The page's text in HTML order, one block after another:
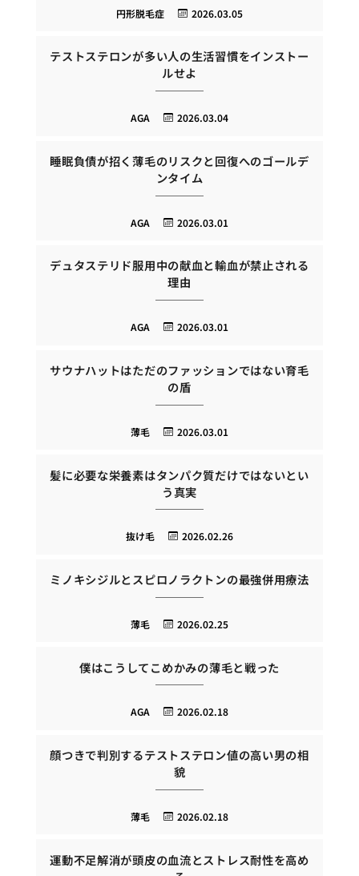
2026.03.05
円形脱毛症
テストステロンが多い人の生活習慣をインストー
ルせよ
2026.03.04
AGA
睡眠負債が招く薄毛のリスクと回復へのゴールデ
ンタイム
2026.03.01
AGA
デュタステリド服用中の献血と輸血が禁止される
理由
2026.03.01
AGA
サウナハットはただのファッションではない育毛
の盾
2026.03.01
薄毛
髪に必要な栄養素はタンパク質だけではないとい
う真実
2026.02.26
抜け毛
ミノキシジルとスピロノラクトンの最強併用療法
2026.02.25
薄毛
僕はこうしてこめかみの薄毛と戦った
2026.02.18
AGA
顔つきで判別するテストステロン値の高い男の相
貌
2026.02.18
薄毛
運動不足解消が頭皮の血流とストレス耐性を高め